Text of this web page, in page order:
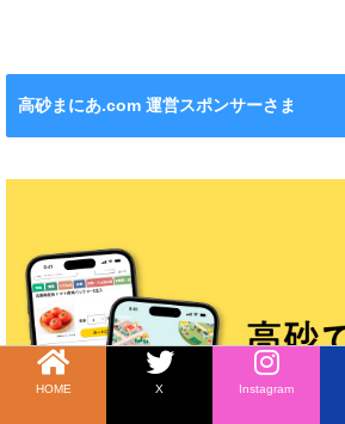
高砂まにあ.com 運営スポンサーさま
HOME X Instagram